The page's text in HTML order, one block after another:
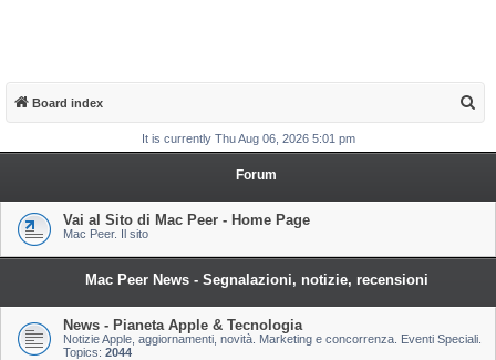
Board index
a
It is currently Thu Aug 06, 2026 5:01 pm
Forum
Vai al Sito di Mac Peer - Home Page
Mac Peer. Il sito
Mac Peer News - Segnalazioni, notizie, recensioni
News - Pianeta Apple & Tecnologia
Notizie Apple, aggiornamenti, novità. Marketing e concorrenza. Eventi Speciali.
Topics: 2044